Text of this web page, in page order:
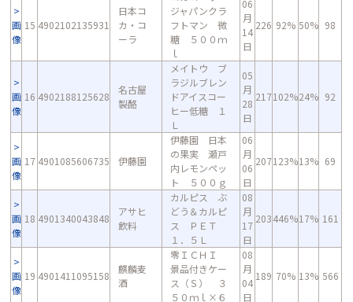
画
像
15 4902102135931
日本コ
カ・コ
ーラ
ジャパンクラ
フトマン 微
糖 ５００ｍ
ｌ
06
月
14
日
226 92% 50% 98
画
像
16 4902188125628
名古屋
製酪
メイトウ ブ
ラジルブレン
ドアイスコー
ヒー低糖 １
Ｌ
05
月
28
日
217102%24% 92
画
像
17 4901085606735 伊藤園
伊藤園 日本
の果実 瀬戸
内レモンペッ
ト ５００ｇ
06
月
06
日
207123%13% 69
画
像
18 4901340043848
アサヒ
飲料
カルピス ぶ
どう＆カルピ
ス ＰＥＴ
１．５Ｌ
08
月
17
日
203446%17% 161
画
像
19 4901411095158
麒麟麦
酒
零ＩＣＨＩ
景品付きケー
ス（Ｓ） ３
５０ｍｌ×６
08
月
04
日
189 70% 13% 566